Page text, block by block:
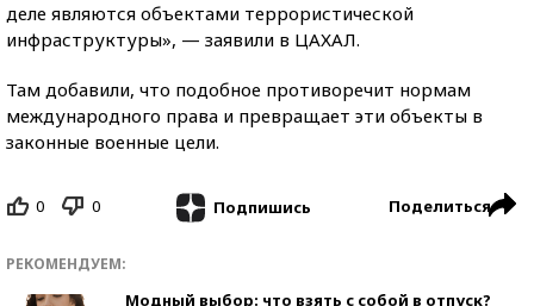
деле являются объектами террористической
инфраструктуры», — заявили в ЦАХАЛ.
Там добавили, что подобное противоречит нормам
международного права и превращает эти объекты в
законные военные цели.
0 0 Подпишись Поделиться
РЕКОМЕНДУЕМ:
Модный выбор: что взять с собой в отпуск?